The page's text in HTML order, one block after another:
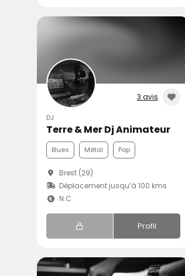
3 avis
DJ
Terre & Mer Dj Animateur
Blues Métal Pop
Brest (29)
Déplacement jusqu’à 100 kms
N.C
Profil